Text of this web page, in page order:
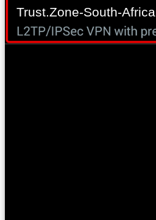
Trust.Zone-South-Africa